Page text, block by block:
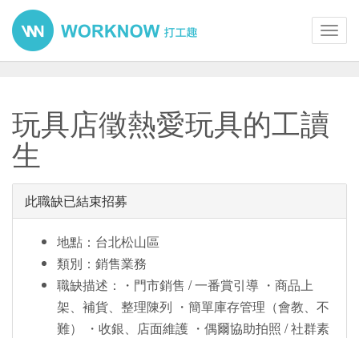
玩具店徵熱愛玩具的工讀
生
此職缺已結束招募
地點：台北松山區
類別：銷售業務
職缺描述：・門市銷售 / 一番賞引導 ・商品上
架、補貨、整理陳列 ・簡單庫存管理（會教、不
難） ・收銀、店面維護 ・偶爾協助拍照 / 社群素